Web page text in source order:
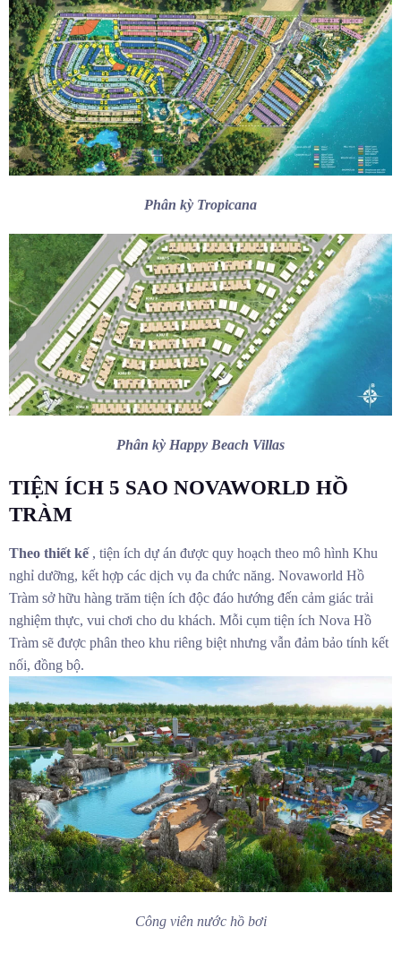
Phân kỳ Tropicana
Phân kỳ Happy Beach Villas
TIỆN ÍCH 5 SAO NOVAWORLD HỒ
TRÀM
Theo thiết kế, tiện ích dự án được quy hoạch theo mô hình Khu
nghỉ dưỡng, kết hợp các dịch vụ đa chức năng. Novaworld Hồ
Tràm sở hữu hàng trăm tiện ích độc đáo hướng đến cảm giác trải
nghiệm thực, vui chơi cho du khách. Mỗi cụm tiện ích Nova Hồ
Tràm sẽ được phân theo khu riêng biệt nhưng vẫn đảm bảo tính kết
nối, đồng bộ.
Công viên nước hồ bơi